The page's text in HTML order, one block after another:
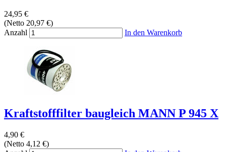
24,95 €
(Netto 20,97 €)
Anzahl
In den Warenkorb
Kraftstofffilter baugleich MANN P 945 X
4,90 €
(Netto 4,12 €)